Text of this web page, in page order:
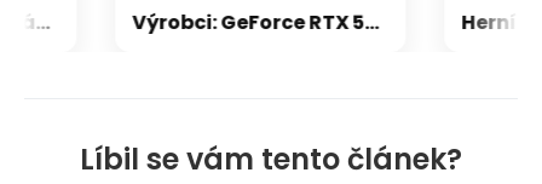
Líbil se vám tento článek?
Nvidia zrušila objednávku GeForce RTX 5090 za $4600, Asus ji prý dodá za $5200 Výrobci: GeForce RTX 5000 zdraží o 20-30 %, zastavili jsme dodávky levných karet